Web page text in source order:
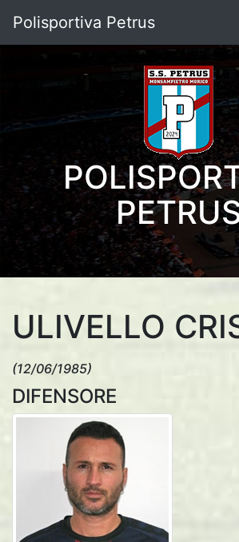
Polisportiva Petrus
ULIVELLO
(12/06/1985)
DIFENSORE